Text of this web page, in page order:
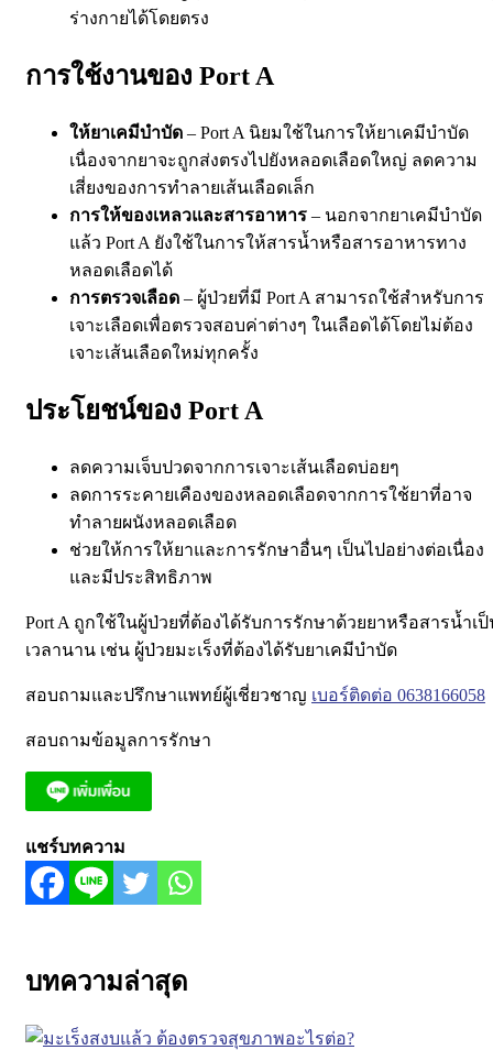
ร่างกายได้โดยตรง
การใช้งานของ Port A
ให้ยาเคมีบำบัด – Port A นิยมใช้ในการให้ยาเคมีบำบัด
เนื่องจากยาจะถูกส่งตรงไปยังหลอดเลือดใหญ่ ลดความ
เสี่ยงของการทำลายเส้นเลือดเล็ก
การให้ของเหลวและสารอาหาร – นอกจากยาเคมีบำบัด
แล้ว Port A ยังใช้ในการให้สารน้ำหรือสารอาหารทาง
หลอดเลือดได้
การตรวจเลือด – ผู้ป่วยที่มี Port A สามารถใช้สำหรับการ
เจาะเลือดเพื่อตรวจสอบค่าต่างๆ ในเลือดได้โดยไม่ต้อง
เจาะเส้นเลือดใหม่ทุกครั้ง
ประโยชน์ของ Port A
ลดความเจ็บปวดจากการเจาะเส้นเลือดบ่อยๆ
ลดการระคายเคืองของหลอดเลือดจากการใช้ยาที่อาจ
ทำลายผนังหลอดเลือด
ช่วยให้การให้ยาและการรักษาอื่นๆ เป็นไปอย่างต่อเนื่อง
และมีประสิทธิภาพ
Port A ถูกใช้ในผู้ป่วยที่ต้องได้รับการรักษาด้วยยาหรือสารน้ำเ
เวลานาน เช่น ผู้ป่วยมะเร็งที่ต้องได้รับยาเคมีบำบัด
สอบถามและปรึกษาแพทย์ผู้เชี่ยวชาญ เบอร์ติดต่อ 0638166058
สอบถามข้อมูลการรักษา
แชร์บทความ
บทความล่าสุด